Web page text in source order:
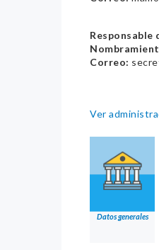
Responsable
Correo:
Ver
Datos generales